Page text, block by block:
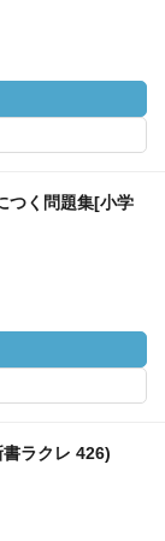
つく問題集[小学
ラクレ 426)